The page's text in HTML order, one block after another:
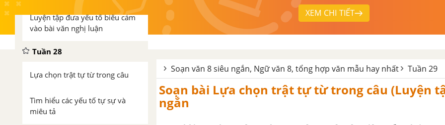
XEM CHI TIẾT
Luyện tập đưa yếu tố biểu cảm
vào bài văn nghị luận
Tuần 28
Lựa chọn trật tự từ trong câu
Tìm hiểu các yếu tố tự sự và
miêu tả
Soạn văn 8 siêu ngắn, Ngữ văn 8, tổng hợp văn mẫu hay nhất Tuần 29
Soạn bài Lựa chọn trật tự từ trong câu (Luyện
ngắn